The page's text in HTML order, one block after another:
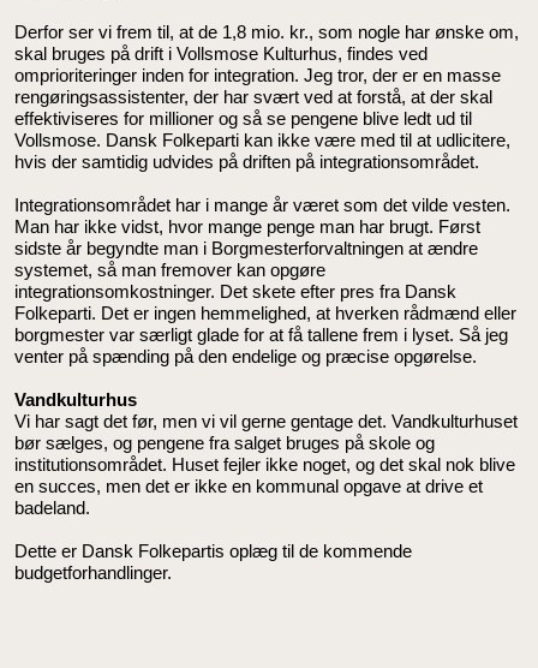
Derfor ser vi frem til, at de 1,8 mio. kr., som nogle har ønske om,
skal bruges på drift i Vollsmose Kulturhus, findes ved
omprioriteringer inden for integration. Jeg tror, der er en masse
rengøringsassistenter, der har svært ved at forstå, at der skal
effektiviseres for millioner og så se pengene blive ledt ud til
Vollsmose. Dansk Folkeparti kan ikke være med til at udlicitere,
hvis der samtidig udvides på driften på integrationsområdet.
Integrationsområdet har i mange år været som det vilde vesten.
Man har ikke vidst, hvor mange penge man har brugt. Først
sidste år begyndte man i Borgmesterforvaltningen at ændre
systemet, så man fremover kan opgøre
integrationsomkostninger. Det skete efter pres fra Dansk
Folkeparti. Det er ingen hemmelighed, at hverken rådmænd eller
borgmester var særligt glade for at få tallene frem i lyset. Så jeg
venter på spænding på den endelige og præcise opgørelse.
Vandkulturhus
Vi har sagt det før, men vi vil gerne gentage det. Vandkulturhuset
bør sælges, og pengene fra salget bruges på skole og
institutionsområdet. Huset fejler ikke noget, og det skal nok blive
en succes, men det er ikke en kommunal opgave at drive et
badeland.
Dette er Dansk Folkepartis oplæg til de kommende
budgetforhandlinger.